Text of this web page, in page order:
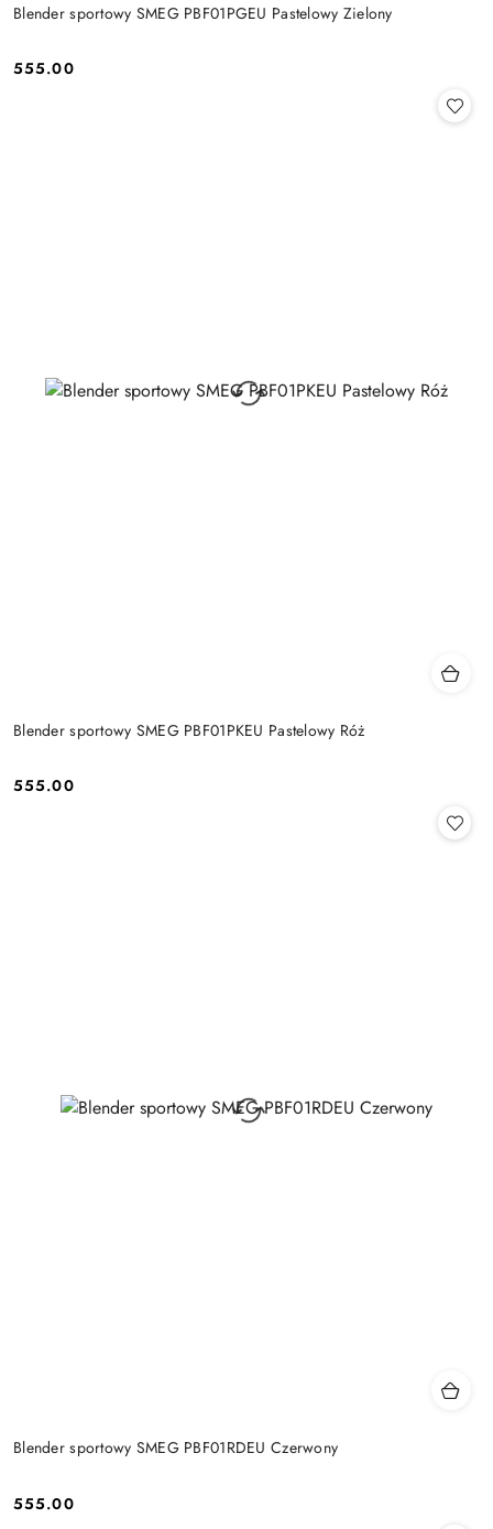
Blender sportowy SMEG PBF01PGEU Pastelowy Zielony
Cena:
555.00
Blender sportowy SMEG PBF01PKEU Pastelowy Róż
Cena:
555.00
Blender sportowy SMEG PBF01RDEU Czerwony
Cena:
555.00